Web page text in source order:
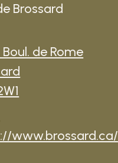
Brossard
Boul. de Rome
www.brossard.ca/